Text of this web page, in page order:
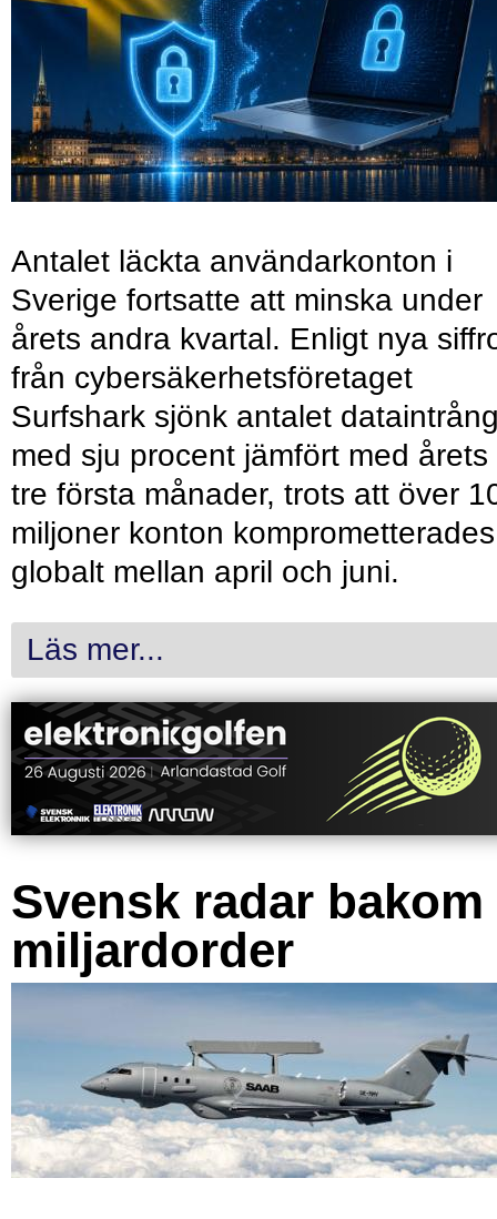
Antalet läckta användarkonton i
Sverige fortsatte att minska under
årets andra kvartal. Enligt nya
från cybersäkerhetsföretaget
Surfshark sjönk antalet
med sju procent jämfört med årets
tre första månader, trots att över
miljoner konton komprometterades
globalt mellan april och juni.
Läs mer...
Svensk radar bakom
miljardorder